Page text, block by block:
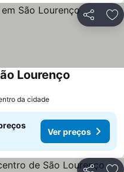
Partilhar
Lourenço
da cidade
Ver preços